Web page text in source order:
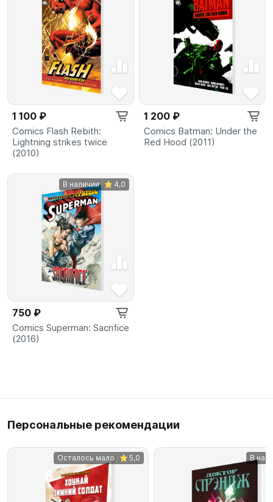
1 100 ₽
Comics Flash Rebith:
Lightning strikes twice
(2010)
1 200 ₽
Comics Batman: Under the
Red Hood (2011)
В наличии 4,0
750 ₽
Comics Superman: Sacrifice
(2016)
Персональные рекомендации
Осталось мало 5,0 В